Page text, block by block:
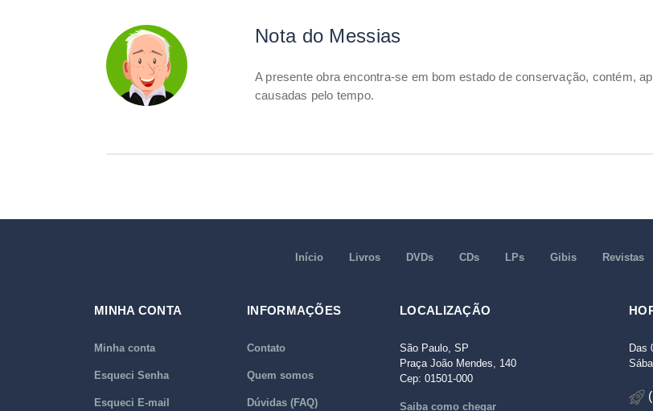
Nota do Messias
A presente obra encontra-se em bom estado de conservação, contém,
causadas pelo tempo.
Início Livros DVDs CDs LPs Gibis Revistas
MINHA CONTA
Minha conta
Esqueci Senha
Esqueci E-mail
INFORMAÇÕES
Contato
Quem somos
Dúvidas (FAQ)
LOCALIZAÇÃO
São Paulo, SP
Praça João Mendes, 140
Cep: 01501-000
Saiba como chegar
Das